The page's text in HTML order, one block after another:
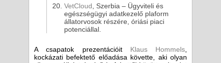
VetCloud , Szerbia – Ügyviteli és
egészségügyi adatkezelő plaform
állatorvosok részére, óriási piaci
potenciállal.
A csapatok prezentációit Klaus Hommels
kockázati befektető előadása követte, aki olyan